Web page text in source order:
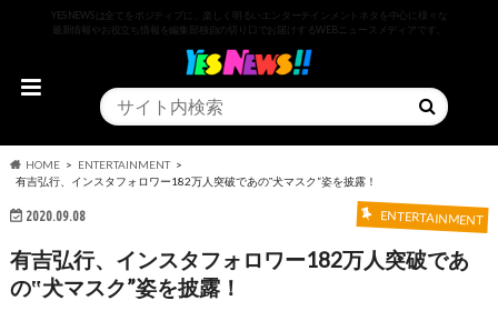
YESNEWSは全てをポジティブに、楽しく明るいエンターテインメントネタを中心に様々な
最新情報やお役立ち情報を編集部独自の切り口でお届けするWEBニュースメディアです。
HOME
ENTERTAINMENT
有吉弘行、インスタフォロワー182万人突破であの‟犬マスク”姿を披露！
2020.09.08 ENTERTAINMENT
有吉弘行、インスタフォロワー182万人突破であ
の‟犬マスク”姿を披露！